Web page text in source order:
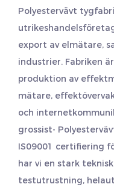
Polyestervävt
export av elmätare,
industrier. Fabriken
produktion av
mätare,
och
grossist-
IS09001 certifiering
har vi en stark
testutrustning,